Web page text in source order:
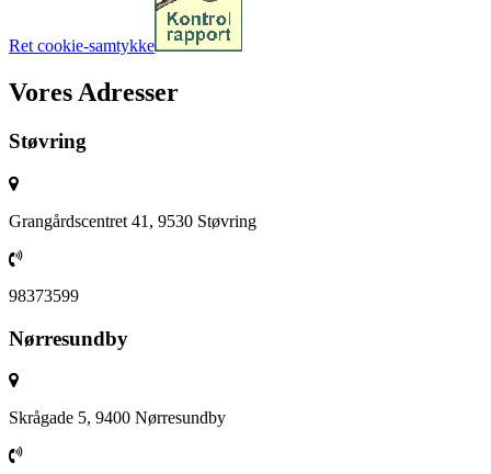
Ret cookie-samtykke
Vores Adresser
Støvring
Grangårdscentret 41, 9530 Støvring
98373599
Nørresundby
Skrågade 5, 9400 Nørresundby